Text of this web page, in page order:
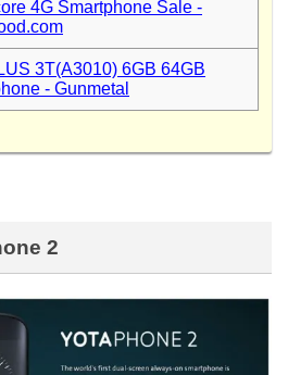
4G Smartphone Sale -
3T(A3010) 6GB 64GB
- Gunmetal
2